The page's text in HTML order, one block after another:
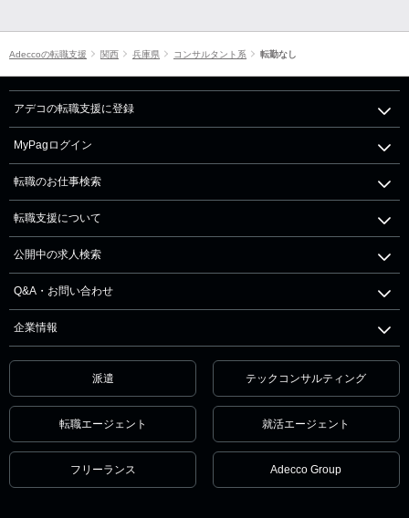
Adeccoの転職支援 関西 兵庫県 コンサルタント系 転勤なし
アデコの転職支援に登録
MyPagログイン
転職のお仕事検索
転職支援について
公開中の求人検索
Q&A・お問い合わせ
企業情報
派遣 テックコンサルティング
転職エージェント 就活エージェント
フリーランス Adecco Group